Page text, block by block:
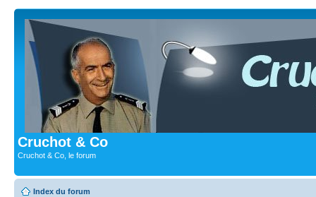
Cruchot & Co
Cruchot & Co, le forum
Index du forum